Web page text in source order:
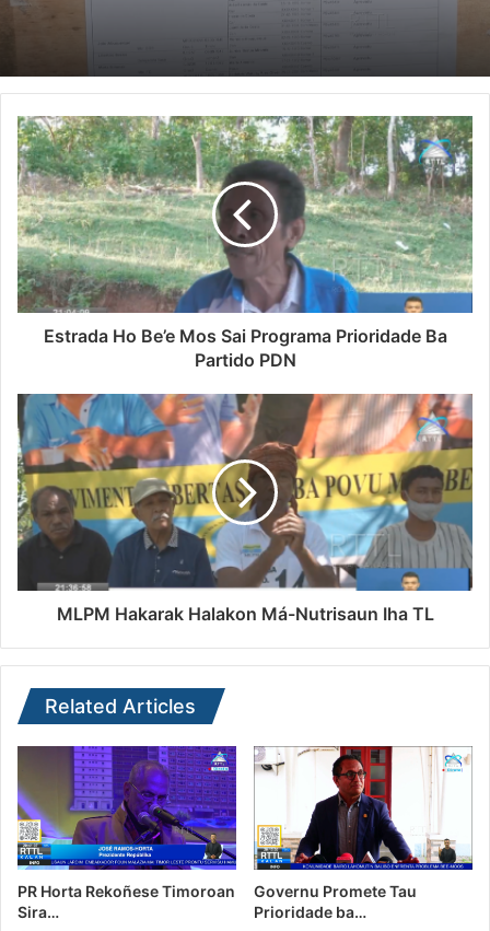
Estrada Ho Be’e Mos Sai Programa Prioridade Ba
Partido PDN
MLPM Hakarak Halakon Má-Nutrisaun Iha TL
Related Articles
PR Horta Rekoñese Timoroan
Sira…
Governu Promete Tau
Prioridade ba…